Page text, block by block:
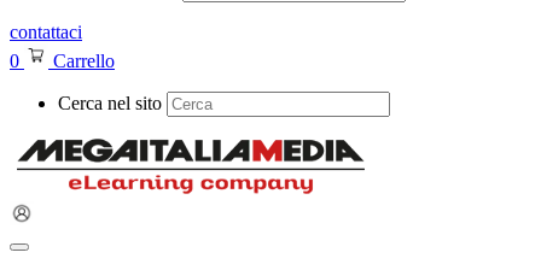
contattaci
0
Carrello
Cerca nel sito